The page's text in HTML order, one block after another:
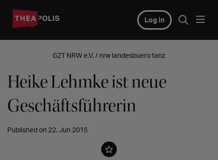
Log in
GZT NRW e.V. / nrw landesbuero tanz
Heike Lehmke ist neue
Geschäftsführerin
Published on 22. Jun 2015